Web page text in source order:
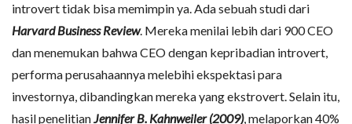
introvert tidak bisa memimpin ya. Ada sebuah studi dari
Harvard Business Review. Mereka menilai lebih dari 900 CEO
dan menemukan bahwa CEO dengan kepribadian introvert,
performa perusahaannya melebihi ekspektasi para
investornya, dibandingkan mereka yang ekstrovert. Selain itu,
hasil penelitianJennifer B. Kahnweiler (2009), melaporkan 40%